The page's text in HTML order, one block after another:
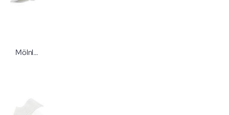
Mölnlycke Mepilex Border Post OP Schaumverband Flexibler Komplettverband für chirurgische Wunden